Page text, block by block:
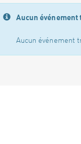
Aucun événement
Aucun événement